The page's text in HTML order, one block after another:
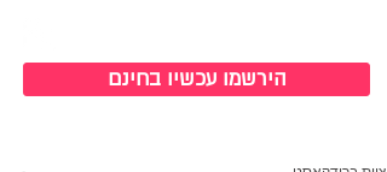
הירשמו עכשיו בחינם